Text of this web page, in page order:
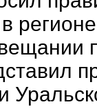
регионе